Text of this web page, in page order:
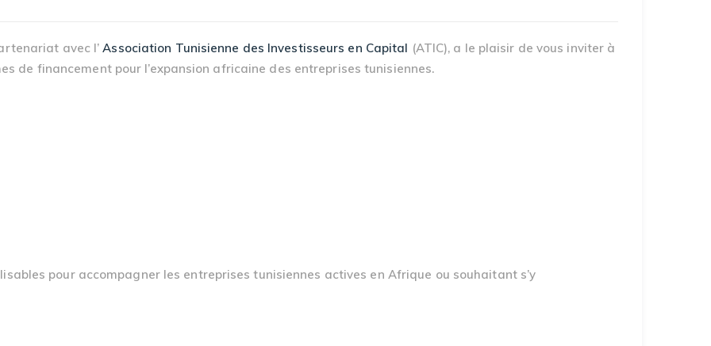
avec l’Association Tunisienne des Investisseurs en Capital (ATIC), a le plaisir de vous inviter à
de financement pour l’expansion africaine des entreprises tunisiennes.
pour accompagner les entreprises tunisiennes actives en Afrique ou souhaitant s’y